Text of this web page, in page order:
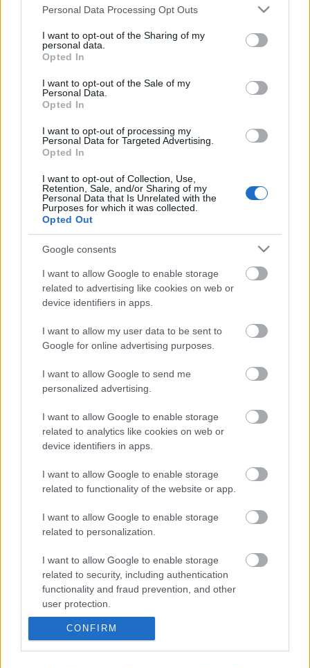
Please note that this website/app uses one or more Google
not limited to your visit or usage behaviour. You may click to
grant or deny consent to Google and its third-party tags to
use your data for below specified purposes in below Google
consent section.
Personal Data Processing Opt Outs
I want to opt-out of the Sharing of my
personal data.
Opted In
I want to opt-out of the Sale of my
Personal Data.
Opted In
I want to opt-out of processing my
Personal Data for Targeted Advertising.
Opted In
I want to opt-out of Collection, Use,
Retention, Sale, and/or Sharing of my
Personal Data that Is Unrelated with the
Purposes for which it was collected.
Opted Out
Google consents
I want to allow Google to enable storage
related to advertising like cookies on web or
device identifiers in apps.
I want to allow my user data to be sent to
Google for online advertising purposes.
I want to allow Google to send me
personalized advertising.
I want to allow Google to enable storage
related to analytics like cookies on web or
device identifiers in apps.
I want to allow Google to enable storage
related to functionality of the website or app.
I want to allow Google to enable storage
related to personalization.
I want to allow Google to enable storage
related to security, including authentication
functionality and fraud prevention, and other
user protection.
CONFIRM
Az elmúlt egy hónapban két várva-várt stratégia
játék is kijött, mindkettő komoly történelmi háttérrel.
Előbb az Europa Universalis 4, majd a ...
A pilismaróti Ősbuda I.
•2013. március 30.
A kommunista hatalomátvétel és a sztálinista
diktatúra, majd később a Kádár-rendszer sem
tudott (és mellesleg nem is akart) gátat szabni
annak, ...
Tényleg...?
•2013. március 18.
Tényleg a sumérok a magyarok legközelebbi
rokonai? Tényleg kitalálták a holokausztot? Tényleg
Sajtószemle: Osprey-sorozat
A templomos lovagok
2011. november 30.
Kedves
olvasóink,
örömmel – és nem minden büszkeség nélkül –
szeretnénk felhívni figyelmeteket kiadónk legújabb
sorozatára, mely a ...
Raszputyin 5.
sierrahun•2011. augusztus 03.
Az elhallgatott hatlövetű vallomása